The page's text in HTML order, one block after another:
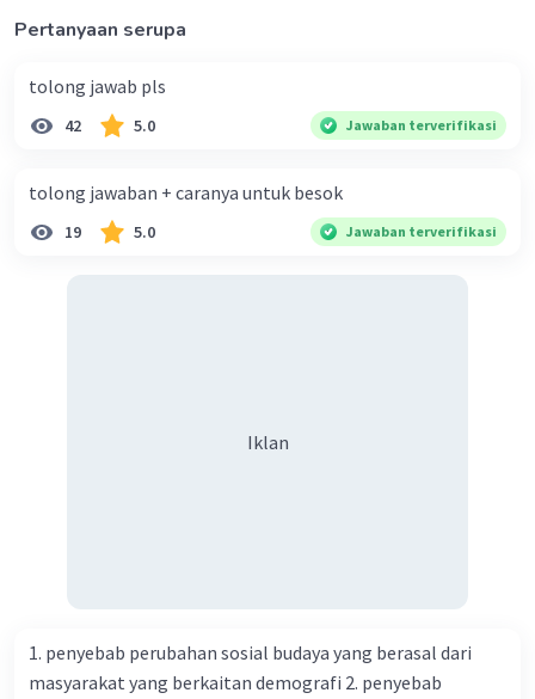
Pertanyaan serupa
tolong jawab pls
42 5.0 Jawaban terverifikasi
tolong jawaban + caranya untuk besok
19 5.0 Jawaban terverifikasi
Iklan
1. penyebab perubahan sosial budaya yang berasal dari
masyarakat yang berkaitan demografi 2. penyebab